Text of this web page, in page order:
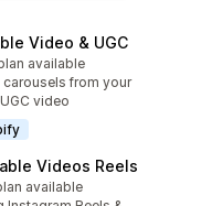
Video & UGC
available
from your
video
Videos Reels
available